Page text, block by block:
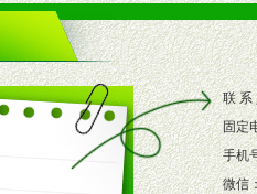
场协助制定
况公司给予
要，派驻区
售。
联 系
固定
手机
微信